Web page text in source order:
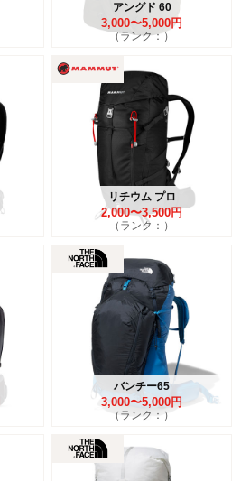
アングド 60
3,000〜5,000円
（ランク：）
リチウム プロ
2,000〜3,500円
（ランク：）
バンチー65
3,000〜5,000円
（ランク：）